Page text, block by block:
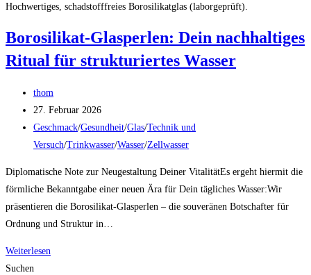
Hochwertiges, schadstofffreies Borosilikatglas (laborgeprüft).
Borosilikat-Glasperlen: Dein nachhaltiges
Ritual für strukturiertes Wasser
Beitrags-
Autor:
thom
Beitrag
veröffentlicht:
27. Februar 2026
Beitrags-
Kategorie:
Geschmack/Gesundheit/Glas/Technik und
Versuch/Trinkwasser/Wasser/Zellwasser
Diplomatische Note zur Neugestaltung Deiner VitalitätEs ergeht hiermit die
förmliche Bekanntgabe einer neuen Ära für Dein tägliches Wasser:Wir
präsentieren die Borosilikat-Glasperlen – die souveränen Botschafter für
Ordnung und Struktur in…
Weiterlesen
Suchen